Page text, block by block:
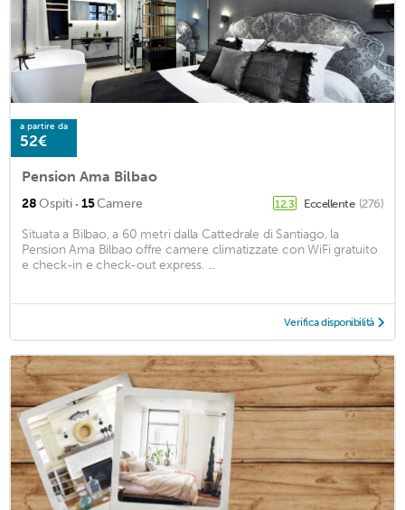
a partire da
52€
Pension Ama Bilbao
28Ospiti · 15Camere 12,3 Eccellente (276)
Situata a Bilbao, a 60 metri dalla Cattedrale di Santiago, la
Pension Ama Bilbao offre camere climatizzate con WiFi gratuito
e check-in e check-out express. ...
Verifica disponibilità